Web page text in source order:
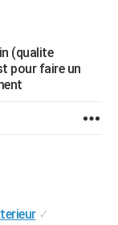
(qualite
pour faire un
✓